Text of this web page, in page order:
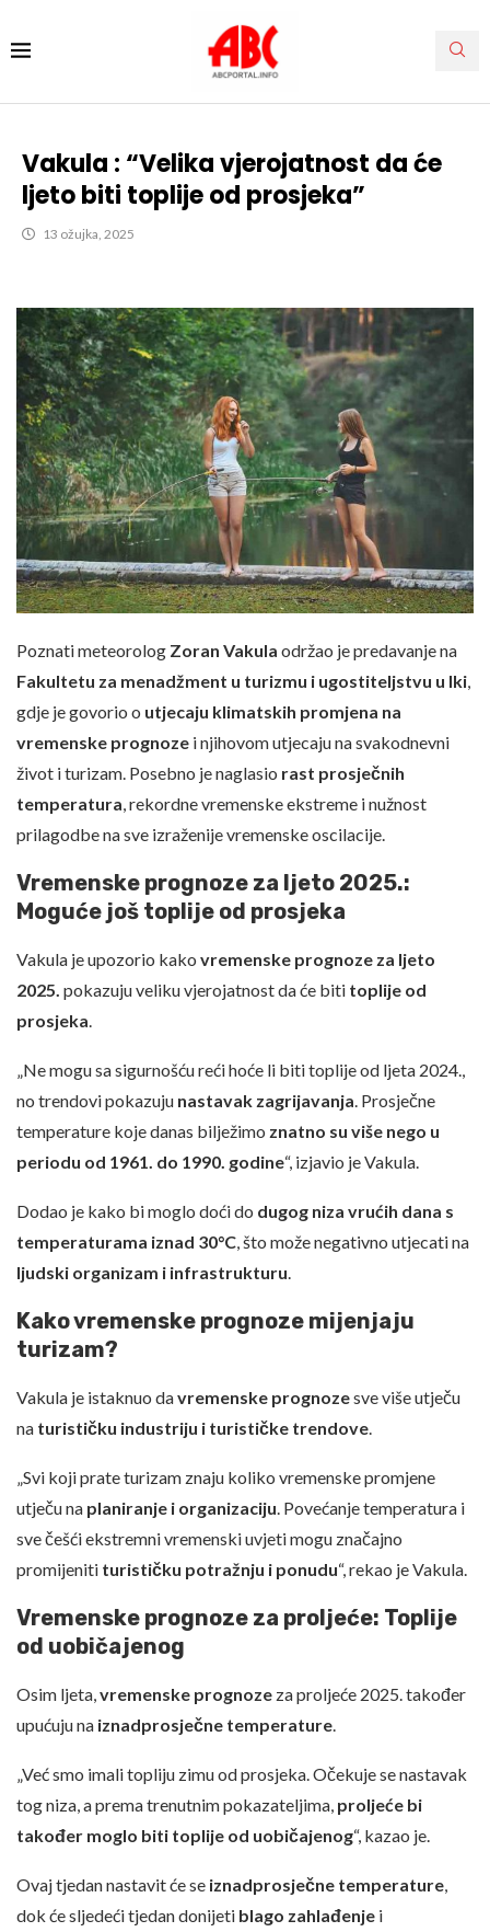
Vakula : “Velika vjerojatnost da će
ljeto biti toplije od prosjeka”
13 ožujka, 2025
Poznati meteorolog Zoran Vakula održao je predavanje na
Fakultetu za menadžment u turizmu i ugostiteljstvu u Iki
gdje je govorio o utjecaju klimatskih promjena na
vremenske prognoze i njihovom utjecaju na svakodnevni
život i turizam. Posebno je naglasio rast prosječnih
temperatura , rekordne vremenske ekstreme i nužnost
prilagodbe na sve izraženije vremenske oscilacije.
Vremenske prognoze za ljeto 2025.:
Moguće još toplije od prosjeka
Vakula je upozorio kako vremenske prognoze za ljeto
2025. pokazuju veliku vjerojatnost da će biti toplije od
prosjeka
„Ne mogu sa sigurnošću reći hoće li biti toplije od ljeta 2024.,
no trendovi pokazuju nastavak zagrijavanja . Prosječne
temperature koje danas bilježimo znatno su više nego u
periodu od 1961. do 1990. godine“, izjavio je Vakula.
Dodao je kako bi moglo doći do dugog niza vrućih dana s
temperaturama iznad 30°C , što može negativno utjecati na
ljudski organizam i infrastrukturu
Kako vremenske prognoze mijenjaju
turizam?
Vakula je istaknuo davremenske prognozesve više utječu
na turističku industriju i turističke trendove
„Svi koji prate turizam znaju koliko vremenske promjene
utječu na planiranje i organizaciju . Povećanje temperatura i
sve češći ekstremni vremenski uvjeti mogu značajno
promijeniti turističku potražnju i ponudu“, rekao je Vakula.
Vremenske prognoze za proljeće: Toplije
od uobičajenog
Osim ljeta, vremenske prognoze za proljeće 2025. također
upućuju na iznadprosječne temperature
„Već smo imali topliju zimu od prosjeka. Očekuje se nastavak
tog niza, a prema trenutnim pokazateljima, proljeće bi
također moglo biti toplije od uobičajenog“, kazao je.
Ovaj tjedan nastavit će se iznadprosječne temperature
dok će sljedeći tjedan donijeti blago zahlađenje i